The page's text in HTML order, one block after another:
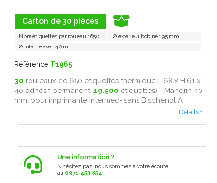
Carton de 30 pièces
Nbre étiquettes par rouleau : 650
Ø extérieur bobine : 95 mm
Ø interne axe : 40 mm
Référence T1965
30 rouleaux de 650 étiquettes thermique L 68 x H 61 x
40 adhésif permanent (19.500 étiquettes) - Mandrin 40
mm, pour imprimante Intermec- sans Bisphenol A
Détails +
Une information ?
N’hésitez pas, nous sommes à votre écoute
au 0971 453 854